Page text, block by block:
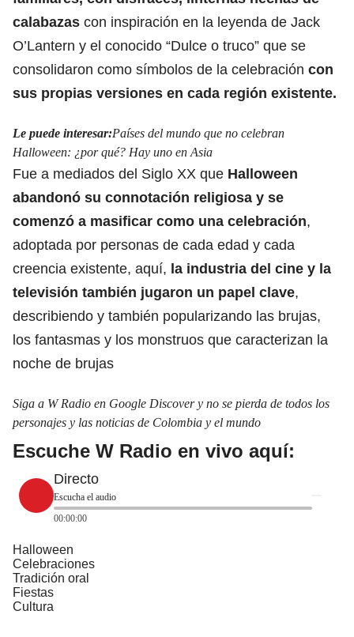
calabazas con inspiración en la leyenda de Jack
O’Lantern y el conocido “Dulce o truco” que se
consolidaron como símbolos de la celebración con
sus propias versiones en cada región existente.
Le puede interesar:Países del mundo que no celebran
Halloween: ¿por qué? Hay uno en Asia
Fue a mediados del Siglo XX que Halloween
abandonó su connotación religiosa y se
comenzó a masificar como una celebración,
adoptada por personas de cada edad y cada
creencia existente, aquí, la industria del cine y la
televisión también jugaron un papel clave,
describiendo y también popularizando las brujas,
los fantasmas y los monstruos que caracterizan la
noche de brujas
Siga a W Radio en Google Discover y no se pierda de todos los
personajes y las noticias de Colombia y el mundo
Escuche W Radio en vivo aquí:
Directo
Escucha el audio
00:00:00
Halloween
Celebraciones
Tradición oral
Fiestas
Cultura